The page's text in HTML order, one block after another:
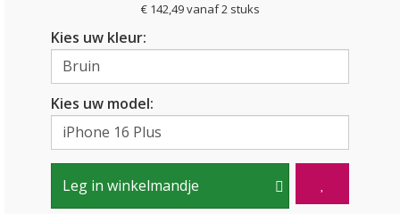
€ 142,49 vanaf 2 stuks
Kies uw kleur:
Kies uw model:
Leg in winkelmandje